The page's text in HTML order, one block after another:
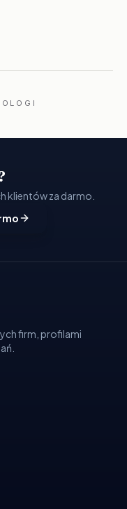
klientów za darmo.
firm, profilami